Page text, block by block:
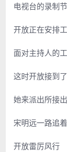
电视台的录制
开放正在安排
面对主持人的
这时开放接到
她来派出所接
宋明远一路追
开放雷厉风行